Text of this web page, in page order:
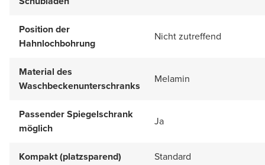
Position der
Hahnlochbohrung
Nicht zutreffend
Material des
Waschbeckenunterschranks
Melamin
Passender Spiegelschrank
möglich
Ja
Kompakt (platzsparend) Standard